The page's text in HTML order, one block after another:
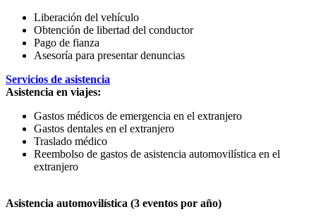
Liberación del vehículo
Obtención de libertad del conductor
Pago de fianza
Asesoría para presentar denuncias
Servicios de asistencia
Asistencia en viajes:
Gastos médicos de emergencia en el extranjero
Gastos dentales en el extranjero
Traslado médico
Reembolso de gastos de asistencia automovilística en el
extranjero
Asistencia automovilística (3 eventos por año)